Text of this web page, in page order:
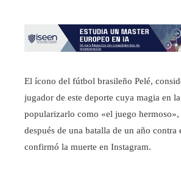
El ícono del fútbol brasileño Pelé,
jugador de este deporte cuya magia en
popularizarlo como «el juego
después de una batalla de un año contra
confirmó la muerte en Instagram.